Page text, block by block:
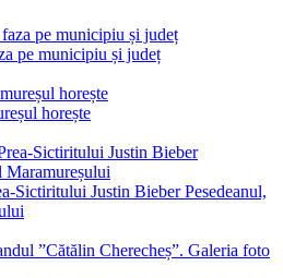
pe municipiu și județ
horește
Sictiritului Justin Bieber Pesedeanul,